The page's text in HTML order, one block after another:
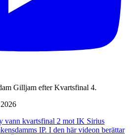
Gilljam efter Kvartsfinal 4.